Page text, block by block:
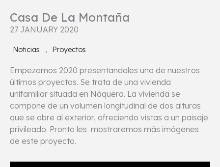
Casa De La Montaña
27 JANUARY 2020
Noticias , Proyectos
Empezamos 2020 presentandoles uno de nuestros
últimos proyectos. Se trata de una vivienda
unifamiliar situada en Náquera. La vivienda se
compone de un volumen longitudinal de dos alturas
que se abre al exterior, ofreciendo vistas a un paisaje
privileado. Pronto les mostraremos más imágenes
de este proyecto.